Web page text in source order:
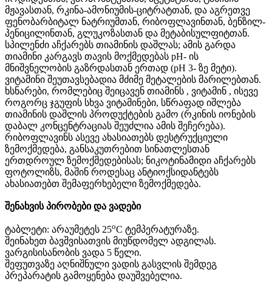
მჟავასთან, რკინა-ამონიუმის-ციტრატთან, და აგრეთვე
ფენობარბიტალ ნატრიუმთან, რიბოფლავინთან, ბენზილ-
პენიცილინთან, გლუკოზასთან და მეტაბისულფიტთან.
სპილენძი აჩქარებს თიამინის დაშლას; ამის გარდა
თიამინი კარგავს თავის მოქმედებას pH- ის
მნიშვნელობის გაზრდასთან ერთად (pH 3- ზე მეტი).
ვიტამინი შეუთავსებადია მძიმე მეტალების მარილებთან.
ხსნარები, რომლებიც შეიცავენ თიამინს , ვიტამინ , ისევე
როგორც ჯგუფის სხვა ვიტამინები, სწრაფად იშლება
თიამინის დაშლის პროდუქტების გამო (რკინის იონების
დაბალ კონცენტრაციას შეუძლია ამის შეჩერება).
რიბოფლავინს ასევე ახასიათებს დესტრუქციული
ზემოქმედება, განსაკუთრებით სინათლესთან
ერთდროულ ზემოქმედებისას; ნიკოტინამიდი აჩქარებს
ფოტოლიზს, მაშინ როდესაც ანტიოქსიდანტებს
ახასიათებთ შემაფერხებელი ზემოქმედება.
შენახვის პირობები და ვადები
ტაბლეტი: არაუმეტეს 25oC ტემპერატურაზე.
შეინახეთ ბავშვისათვის მიუწდომელ ადგილას.
ვარგისისანობის ვადა 5 წელი.
შეფუთვაზე აღნიშნული ვადის გასვლის შემდეგ
პრეპარატის გამოყენება დაუშვებელია.